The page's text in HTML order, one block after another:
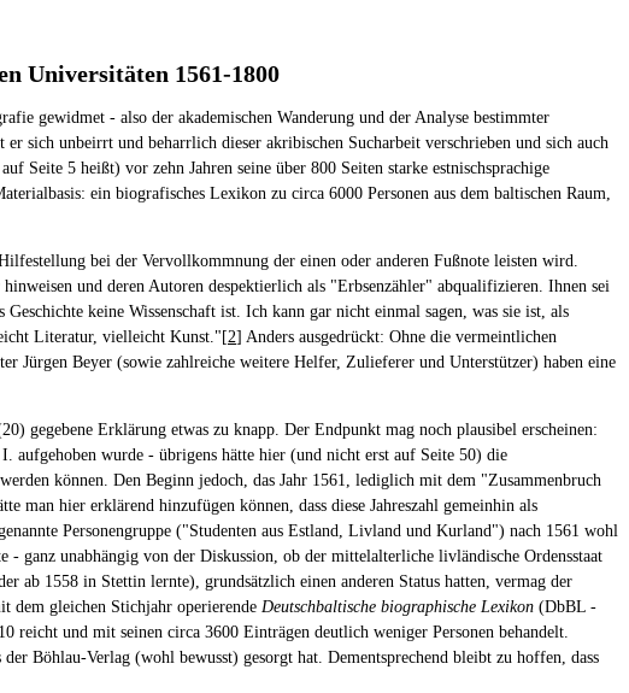
Universitäten 1561-1800
gewidmet - also der akademischen Wanderung und der Analyse bestimmter
sich unbeirrt und beharrlich dieser akribischen Sucharbeit verschrieben und sich auch
Seite 5 heißt) vor zehn Jahren seine über 800 Seiten starke estnischsprachige
ein biografisches Lexikon zu circa 6000 Personen aus dem baltischen Raum,
bei der Vervollkommnung der einen oder anderen Fußnote leisten wird.
und deren Autoren despektierlich als "Erbsenzähler" abqualifizieren. Ihnen sei
keine Wissenschaft ist. Ich kann gar nicht einmal sagen, was sie ist, als
Literatur, vielleicht Kunst."[2] Anders ausgedrückt: Ohne die vermeintlichen
Jürgen Beyer (sowie zahlreiche weitere Helfer, Zulieferer und Unterstützer) haben eine
gegebene Erklärung etwas zu knapp. Der Endpunkt mag noch plausibel erscheinen:
aufgehoben wurde - übrigens hätte hier (und nicht erst auf Seite 50) die
können. Den Beginn jedoch, das Jahr 1561, lediglich mit dem "Zusammenbruch
hier erklärend hinzufügen können, dass diese Jahreszahl gemeinhin als
Personengruppe ("Studenten aus Estland, Livland und Kurland") nach 1561 wohl
- ganz unabhängig von der Diskussion, ob der mittelalterliche livländische Ordensstaat
ab 1558 in Stettin lernte), grundsätzlich einen anderen Status hatten, vermag der
dem gleichen Stichjahr operierende Deutschbaltische biographische Lexikon (DbBL -
und mit seinen circa 3600 Einträgen deutlich weniger Personen behandelt.
Böhlau-Verlag (wohl bewusst) gesorgt hat. Dementsprechend bleibt zu hoffen, dass